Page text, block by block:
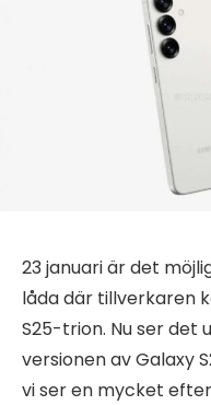
23 januari är det
låda där tillverkaren
S25-trion. Nu ser det
versionen av Galaxy
vi ser en mycket